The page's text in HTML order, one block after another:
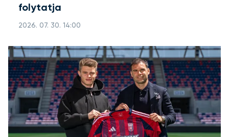
folytatja
2026. 07. 30. 14:00